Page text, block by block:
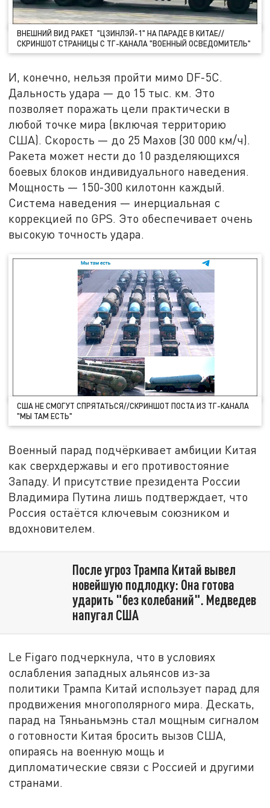
ВНЕШНИЙ ВИД РАКЕТ "ЦЗИНЛЭЙ-1" НА ПАРАДЕ В КИТАЕ//
СКРИНШОТ СТРАНИЦЫ С ТГ-КАНАЛА "ВОЕННЫЙ ОСВЕДОМИТЕЛЬ"
И, конечно, нельзя пройти мимо DF-5C.
Дальность удара — до 15 тыс. км. Это
позволяет поражать цели практически в
любой точке мира (включая территорию
США). Скорость — до 25 Махов (30 000 км/ч).
Ракета может нести до 10 разделяющихся
боевых блоков индивидуального наведения.
Мощность — 150-300 килотонн каждый.
Система наведения — инерциальная с
коррекцией по GPS. Это обеспечивает очень
высокую точность удара.
США НЕ СМОГУТ СПРЯТАТЬСЯ//СКРИНШОТ ПОСТА ИЗ ТГ-КАНАЛА
"МЫ ТАМ ЕСТЬ"
Военный парад подчёркивает амбиции Китая
как сверхдержавы и его противостояние
Западу. И присутствие президента России
Владимира Путина лишь подтверждает, что
Россия остаётся ключевым союзником и
вдохновителем.
После угроз Трампа Китай вывел
новейшую подлодку: Она готова
ударить "без колебаний". Медведев
напугал США
Le Figaro подчеркнула, что в условиях
ослабления западных альянсов из-за
политики Трампа Китай использует парад для
продвижения многополярного мира. Дескать,
парад на Тяньаньмэнь стал мощным сигналом
о готовности Китая бросить вызов США,
опираясь на военную мощь и
дипломатические связи с Россией и другими
странами.